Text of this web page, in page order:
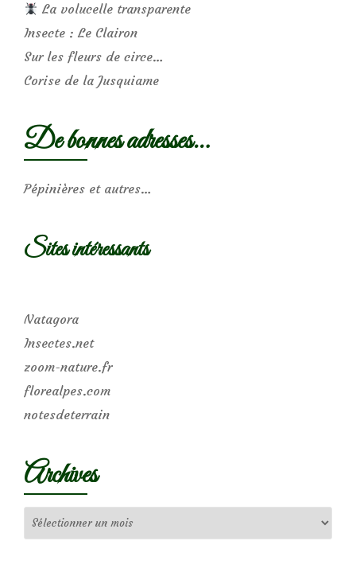
La volucelle transparente
Insecte : Le Clairon
Sur les fleurs de circe…
Corise de la Jusquiame
De bonnes adresses…
Pépinières et autres…
Sites intéressants
Natagora
Insectes.net
zoom-nature.fr
florealpes.com
notesdeterrain
Archives